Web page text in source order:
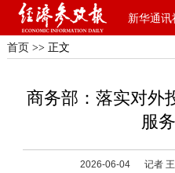
新华通讯
首页 >> 正文
商务部：落实对外
服
2026-06-04 记者